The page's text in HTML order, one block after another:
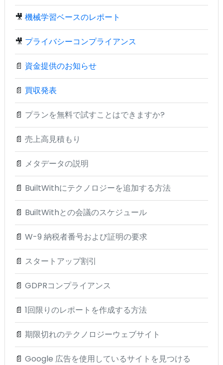
🎥 機械学習ベースのレポート
🎥 プライバシーコンプライアンス
📄 資金提供のお知らせ
📄 買収発表
📄 プランを無料で試すことはできますか?
📄 売上高見積もり
📄 メタデータの説明
📄 BuiltWithにテクノロジーを追加する方法
📄 BuiltWithとの会議のスケジュール
📄 W-9 納税者番号および証明の要求
📄 スタートアップ割引
📄 GDPRコンプライアンス
📄 1回限りのレポートを作成する方法
📄 期限切れのテクノロジーウェブサイト
📄 Google 広告を使用しているサイトを見つける